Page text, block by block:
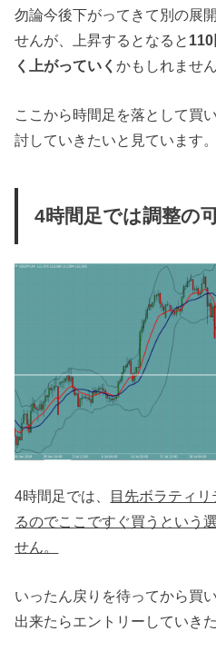
勿論今後下がってきて別の展
せんが、上昇するとなると
く上がっていくかもしれません
ここから時間足を落として買
討していきたいと見ています。
4時間足では調整の
4時間足では、 目先ボラティ
るのでここですぐ買うという
せん。
いったん戻りを待ってから買
出来たらエントリーしていき